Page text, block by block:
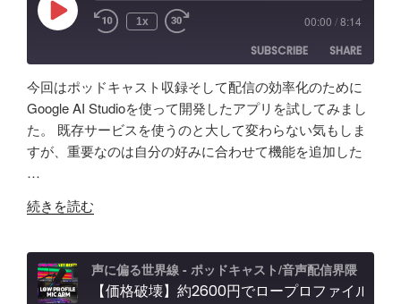
な
り
返
り"
の
イ
デ
ィ
ン
グ"
の
ス
術
と
可
能
性
「Fish
ユ
ー
ス
ャ
が
５
年
か
け
て
か
っ
た
Play
Episode 1x 00:00 /8:14
SUBSCRIBE
SHARE
Amazon
Apple Podcasts
RSS
Spotify
RSS FEED
SHARE
LINK
今回はポッドキャスト収録そして配信の効率化のために
Google AI Studioを使って開発したアプリを試してみまし
た。 既存サービスを使うのと大して変わらない気もしま
すが、重要なのは自分の好みに合わせて機能を追加した
…
"【自
プ
リ
続きを読む
声に偏る世界線 - ポッドキャスト/音声配信界隈